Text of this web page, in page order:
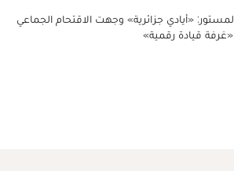
«أيادي جزائرية» وجهت الاقتحام الجماعي
قيادة رقمية»